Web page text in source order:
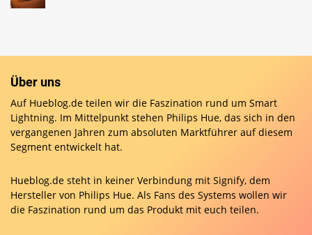
Über uns
Auf Hueblog.de teilen wir die Faszination rund um Smart
Lightning. Im Mittelpunkt stehen Philips Hue, das sich in den
vergangenen Jahren zum absoluten Marktführer auf diesem
Segment entwickelt hat.
Hueblog.de steht in keiner Verbindung mit Signify, dem
Hersteller von Philips Hue. Als Fans des Systems wollen wir
die Faszination rund um das Produkt mit euch teilen.